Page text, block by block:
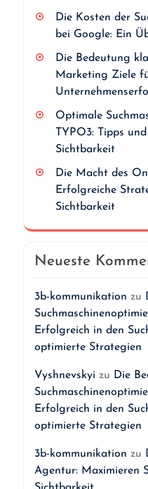
Die Kosten der
bei Google: Ein
Die Bedeutung
Marketing Ziele
Optimale
TYPO3: Tipps
Sichtbarkeit
Die Macht des
Erfolgreiche
Sichtbarkeit
Neueste
3b-kommunikation zu
Erfolgreich in den
optimierte Strategien
Vyshnevskyi zu Die
Erfolgreich in den
optimierte Strategien
3b-kommunikation zu
Agentur: Maximieren